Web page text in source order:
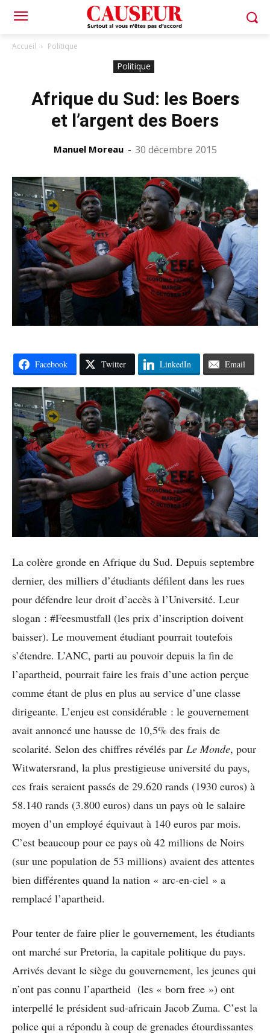
Accueil Politique
Politique
Afrique du Sud: les Boers
et l’argent des Boers
Manuel Moreau - 30 décembre 2015
Facebook Twitter LinkedIn Email
La colère gronde en Afrique du Sud. Depuis septembre
dernier, des milliers d’étudiants défilent dans les rues
pour défendre leur droit d’accès à l’Université. Leur
slogan : #Feesmustfall (les prix d’inscription doivent
baisser). Le mouvement étudiant pourrait toutefois
s’étendre. L’ANC, parti au pouvoir depuis la fin de
l’apartheid, pourrait faire les frais d’une action perçue
comme étant de plus en plus au service d’une classe
dirigeante. L’enjeu est considérable : le gouvernement
avait annoncé une hausse de 10,5% des frais de
scolarité. Selon des chiffres révélés par Le Monde, pour
Witwatersrand, la plus prestigieuse université du pays,
ces frais seraient passés de 29.620 rands (1930 euros) à
58.140 rands (3.800 euros) dans un pays où le salaire
moyen d’un employé équivaut à 140 euros par mois.
C’est beaucoup pour ce pays où 42 millions de Noirs
(sur une population de 53 millions) avaient des attentes
bien différentes quand la nation « arc-en-ciel » a
remplacé l’apartheid.
Pour tenter de faire plier le gouvernement, les étudiants
ont marché sur Pretoria, la capitale politique du pays.
Arrivés devant le siège du gouvernement, les jeunes qui
n’ont pas connu l’apartheid (les « born free ») ont
interpellé le président sud-africain Jacob Zuma. C’est la
police qui a répondu à coup de grenades étourdissantes